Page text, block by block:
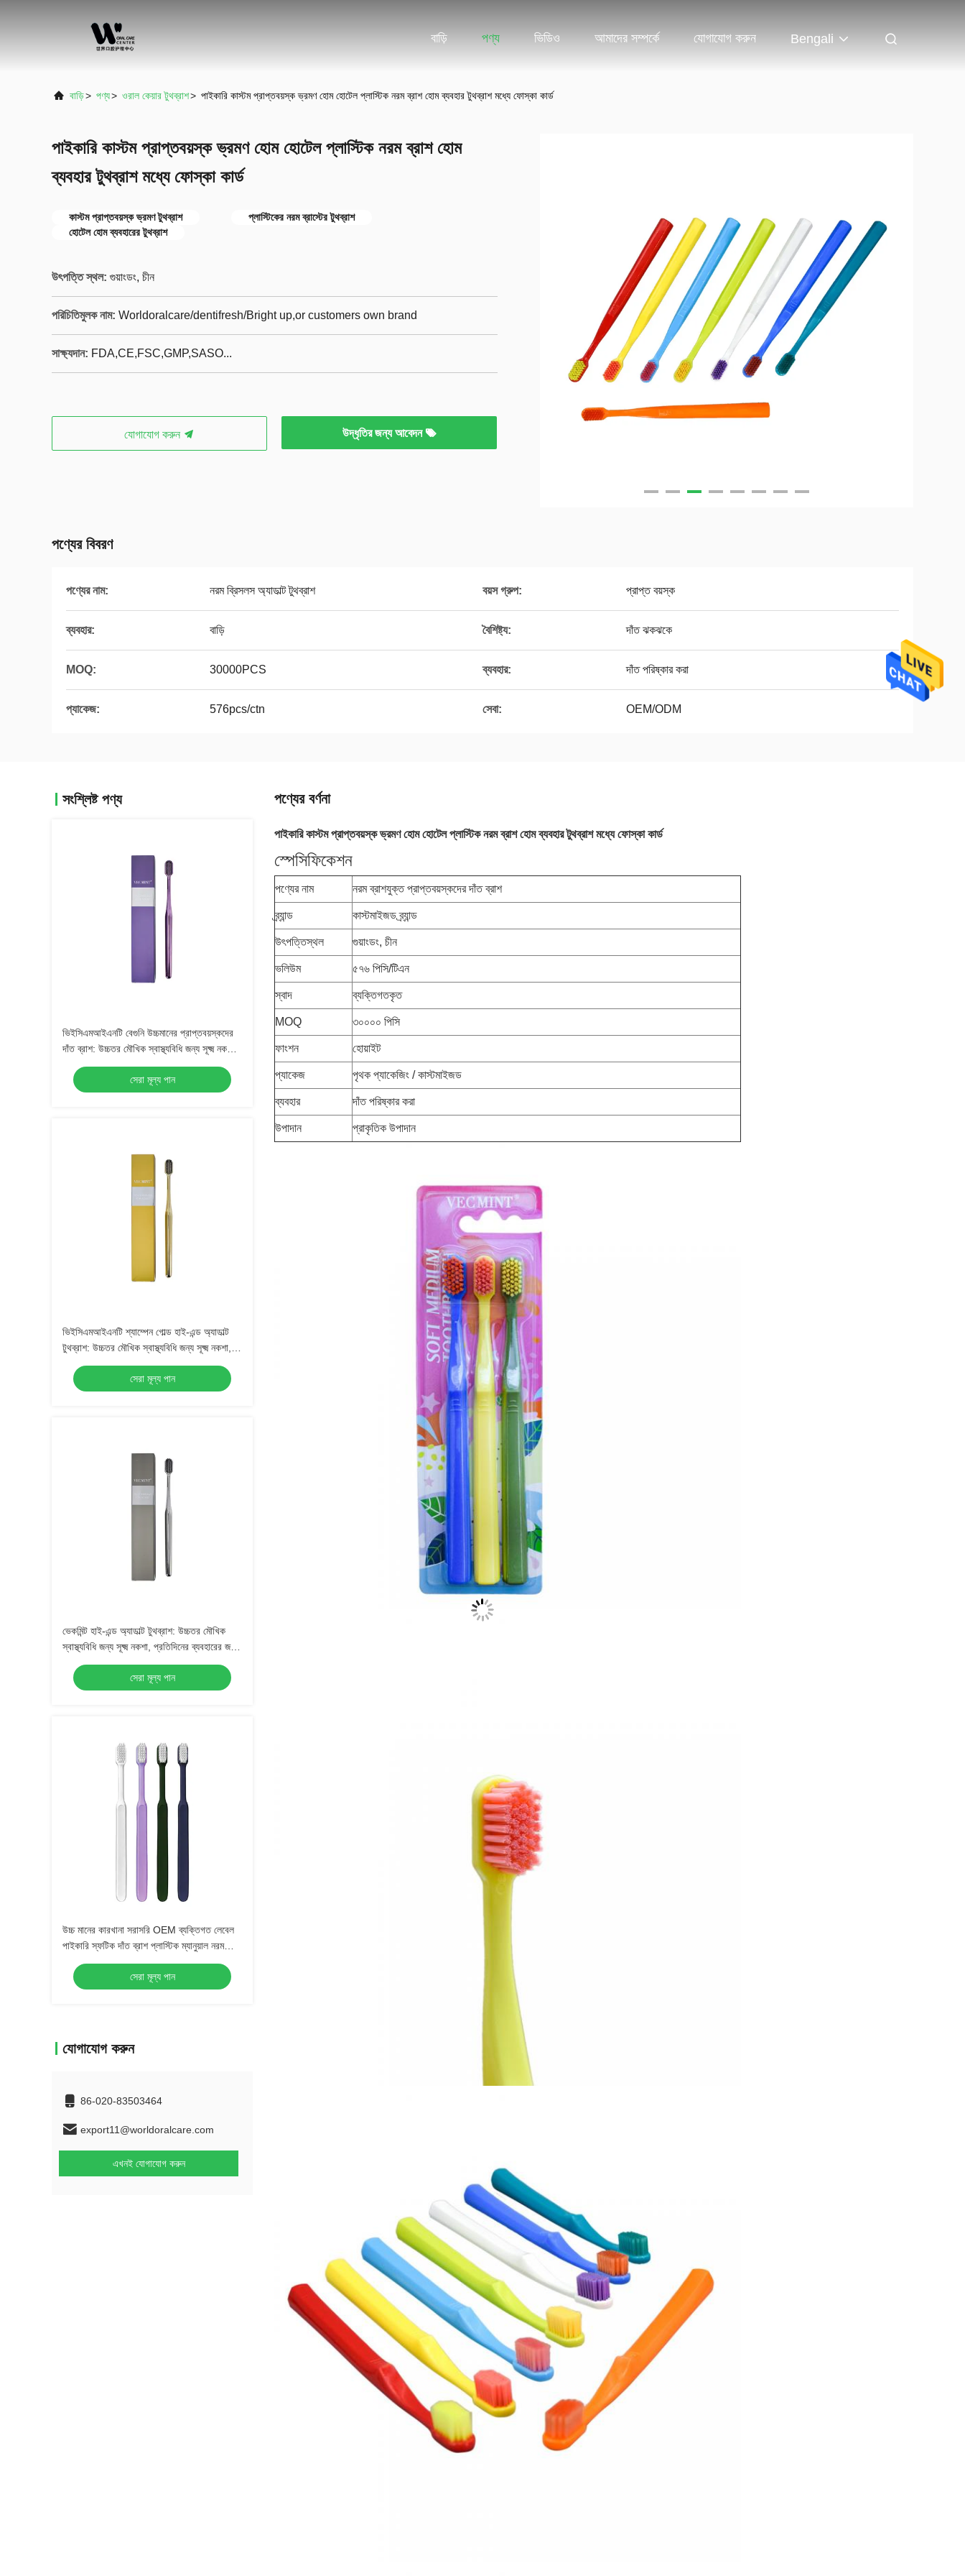
বাড়ি পণ্য ভিডিও আমাদের সম্পর্কে যোগাযোগ করুন Bengali
বাড়ি> পণ্য> ওরাল কেয়ার টুথব্রাশ> পাইকারি কাস্টম প্রাপ্তবয়স্ক ভ্রমণ হোম হোটেল প্লাস্টিক নরম ব্রাশ হোম ব্যবহার টুথব্রাশ মধ্যে ফোস্কা কার্ড
পাইকারি কাস্টম প্রাপ্তবয়স্ক ভ্রমণ হোম হোটেল প্লাস্টিক নরম ব্রাশ হোম
ব্যবহার টুথব্রাশ মধ্যে ফোস্কা কার্ড
কাস্টম প্রাপ্তবয়স্ক ভ্রমণ টুথব্রাশ
প্লাস্টিকের নরম ব্রাস্টের টুথব্রাশ
হোটেল হোম ব্যবহারের টুথব্রাশ
উৎপত্তি স্থল: গুয়াংডং, চীন
পরিচিতিমুলক নাম: Worldoralcare/dentifresh/Bright up,or customers own brand
সাক্ষ্যদান: FDA,CE,FSC,GMP,SASO...
যোগাযোগ করুন উদ্ধৃতির জন্য আবেদন
পণ্যের বিবরণ
পণ্যের নাম: নরম ব্রিসলস অ্যাডাল্ট টুথব্রাশ বয়স গ্রুপ: প্রাপ্ত বয়স্ক
ব্যবহার: বাড়ি বৈশিষ্ট্য: দাঁত ঝকঝকে
MOQ: 30000PCS ব্যবহার: দাঁত পরিষ্কার করা
প্যাকেজ: 576pcs/ctn সেবা: OEM/ODM
সংশ্লিষ্ট পণ্য
ভিইসিএমআইএনটি বেগুনি উচ্চমানের প্রাপ্তবয়স্কদের
দাঁত ব্রাশ: উচ্চতর মৌখিক স্বাস্থ্যবিধি জন্য সূক্ষ্ম নকশা,
প্রতিদিনের ব্যবহারের জন্য নিখুঁত
সেরা মূল্য পান
ভিইসিএমআইএনটি শ্যাম্পেন গোল্ড হাই-এন্ড অ্যাডাল্ট
টুথব্রাশ: উচ্চতর মৌখিক স্বাস্থ্যবিধি জন্য সূক্ষ্ম নকশা,
প্রতিদিনের ব্যবহারের জন্য নিখুঁত
সেরা মূল্য পান
ভেকমিন্ট হাই-এন্ড অ্যাডাল্ট টুথব্রাশ: উচ্চতর মৌখিক
স্বাস্থ্যবিধি জন্য সূক্ষ্ম নকশা, প্রতিদিনের ব্যবহারের জন্য
সেরা মূল্য পান
উচ্চ মানের কারখানা সরাসরি OEM ব্যক্তিগত লেবেল
পাইকারি স্ফটিক দাঁত ব্রাশ প্লাস্টিক ম্যানুয়াল নরম
bristle প্রাপ্তবয়স্ক দাঁত ব্রাশ
সেরা মূল্য পান
যোগাযোগ করুন
86-020-83503464
export11@worldoralcare.com
এখনই যোগাযোগ করুন
পণ্যের বর্ণনা
পাইকারি কাস্টম প্রাপ্তবয়স্ক ভ্রমণ হোম হোটেল প্লাস্টিক নরম ব্রাশ হোম ব্যবহার টুথব্রাশ মধ্যে ফোস্কা কার্ড
স্পেসিফিকেশন
পণ্যের নাম নরম ব্রাশযুক্ত প্রাপ্তবয়স্কদের দাঁত ব্রাশ
ব্র্যান্ড কাস্টমাইজড ব্র্যান্ড
উৎপত্তিস্থল গুয়াংডং, চীন
ভলিউম ৫৭৬ পিসি/টিএন
স্বাদ ব্যক্তিগতকৃত
MOQ ৩০০০০ পিসি
ফাংশন হোয়াইট
প্যাকেজ পৃথক প্যাকেজিং / কাস্টমাইজড
ব্যবহার দাঁত পরিষ্কার করা
উপাদান প্রাকৃতিক উপাদান